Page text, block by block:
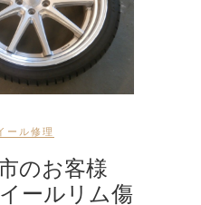
ール修理
のお客様
ールリム傷